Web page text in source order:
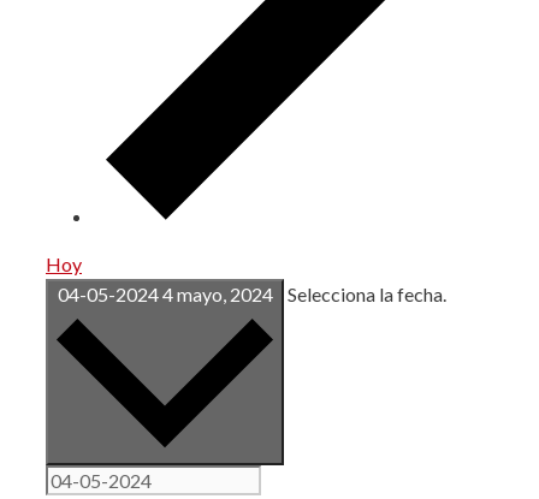
Hoy
04-05-20244 mayo, 2024 Selecciona la fecha.